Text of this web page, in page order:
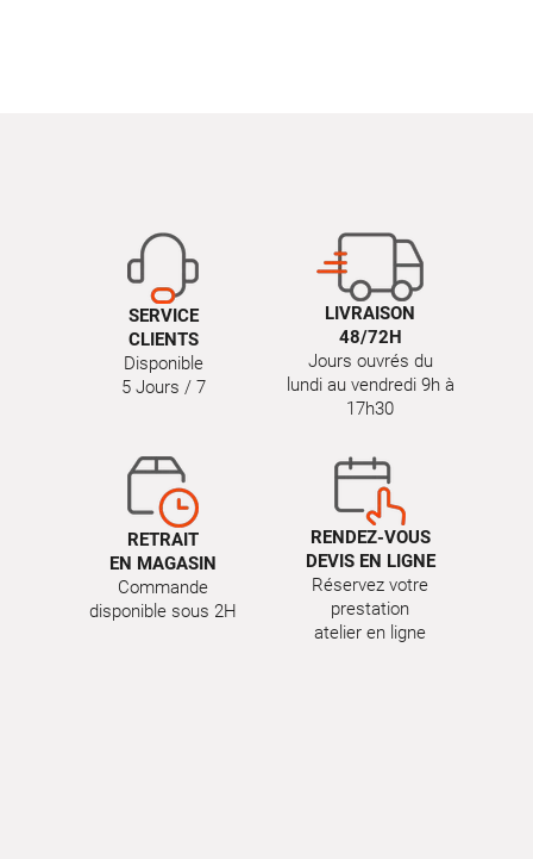
SERVICE
CLIENTS
Disponible
5 Jours / 7
LIVRAISON
48/72H
Jours ouvrés du
lundi au vendredi 9h à
17h30
RETRAIT
EN MAGASIN
Commande
disponible sous 2H
RENDEZ-VOUS
DEVIS EN LIGNE
Réservez votre
prestation
atelier en ligne